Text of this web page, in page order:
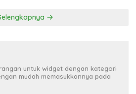
untuk widget dengan kategori
mudah memasukkannya pada